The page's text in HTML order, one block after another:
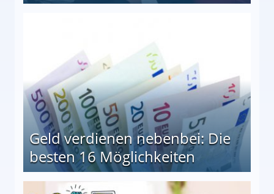
Geld verdienen nebenbei: Die
besten 16 Möglichkeiten